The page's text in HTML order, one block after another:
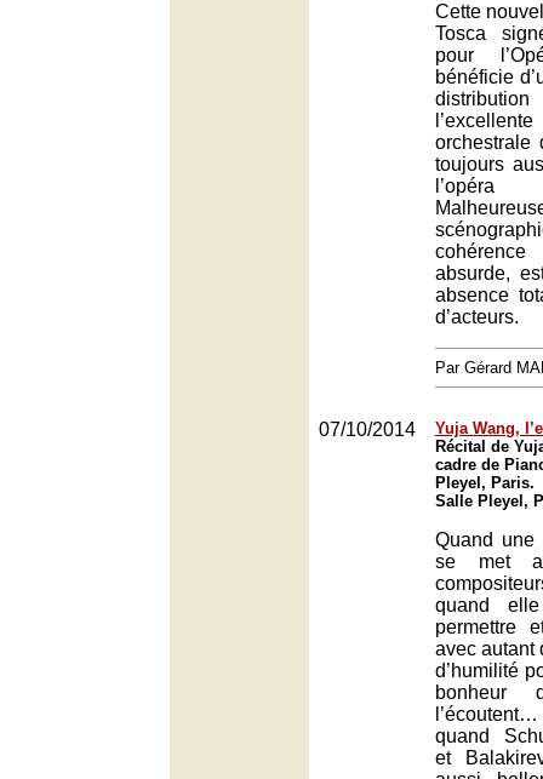
Cette
Tosca
pour
bénéficie
orchestrale
toujours
absurde,
absence
d’acteurs.
Par Gérard
07/10/2014
Yuja Wang,
Récital de
cadre de
Pleyel, Paris.
Salle Pleyel,
Quand une
se met
quand
permettre
avec autant
d’humilité
bonheur
quand
et